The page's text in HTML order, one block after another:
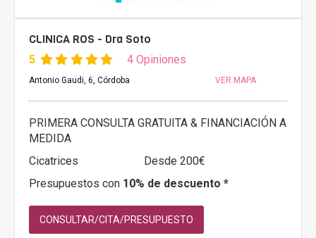
CLINICA ROS - Dra Soto
5 4 Opiniones
Antonio Gaudi, 6, Córdoba VER MAPA
PRIMERA CONSULTA GRATUITA & FINANCIACIÓN A
MEDIDA
Cicatrices
Desde 200€
Presupuestos con 10% de descuento *
CONSULTAR/CITA/PRESUPUESTO